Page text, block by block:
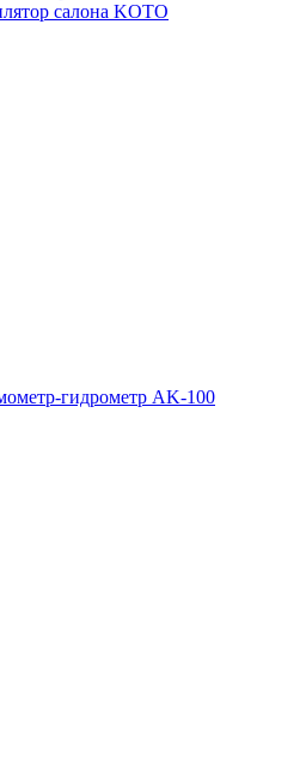
салона KOTO
гидрометр AK-100